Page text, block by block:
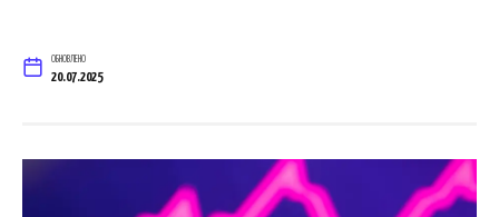
ОБНОВЛЕНО
20.07.2025